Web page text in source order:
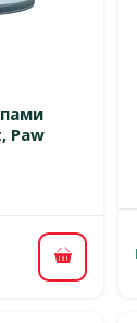
Paw
В